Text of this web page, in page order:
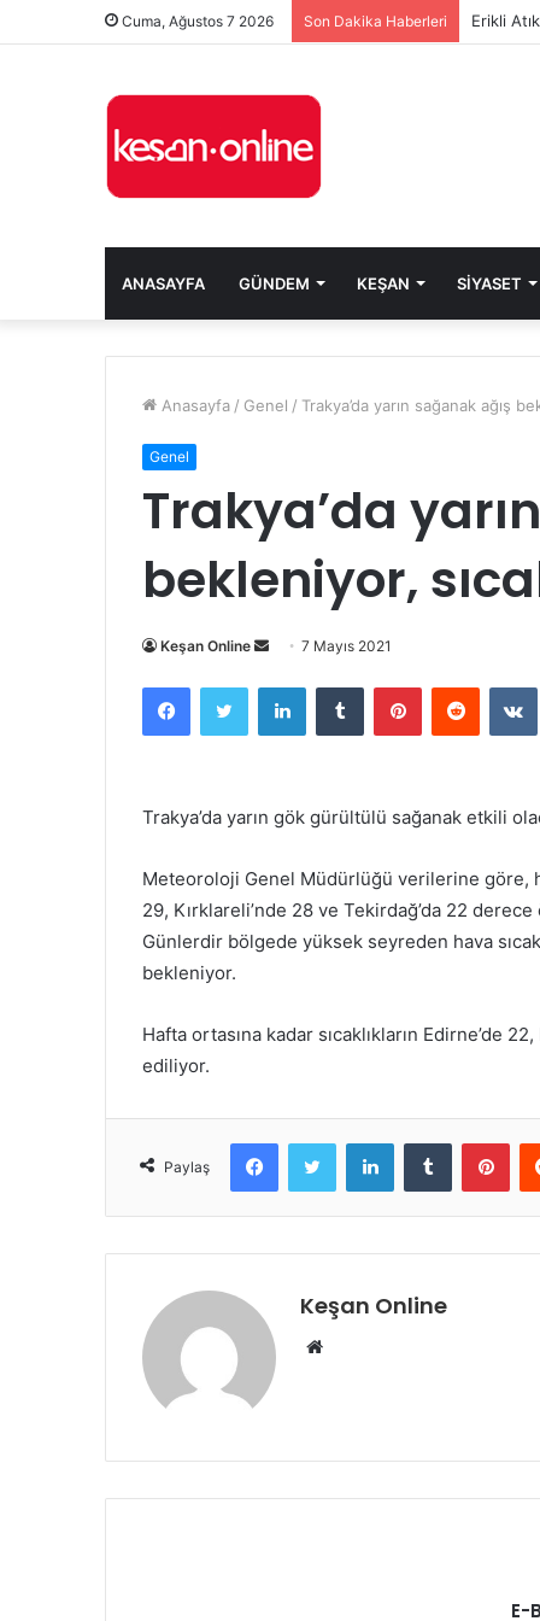
Cuma, Ağustos 7 2026 Son Dakika Haberleri Erikli
ANASAYFA GÜNDEM KEŞAN SIYASET
Anasayfa / Genel / Trakya’da yarın sağanak ağış
Genel
Trakya’da
bekleniyor,
Keşan Online
Bir
posta
göndermek
7 Mayıs 2021
FacebookTwitter LinkedInTumblr PinterestReddit
Trakya’da yarın gök gürültülü sağanak etkili
Meteoroloji Genel Müdürlüğü verilerine göre,
29, Kırklareli’nde 28 ve Tekirdağ’da 22
Günlerdir bölgede yüksek seyreden hava
bekleniyor.
​​Hafta ortasına kadar sıcaklıkların Edirne’de
ediliyor.
Paylaş
FacebookTwitter LinkedInTumblr
Keşan Online
Web
E-